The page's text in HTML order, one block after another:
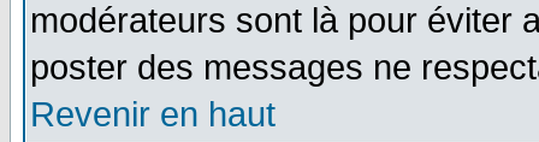
modérateurs sont là pour éviter
poster des messages ne
Revenir en haut